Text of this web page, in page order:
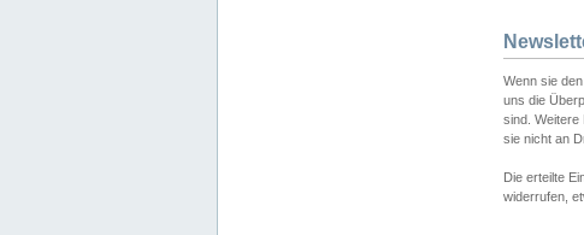
Wenn sie
uns die
sind. Weitere
sie nicht an
Die erteilte
widerrufen,